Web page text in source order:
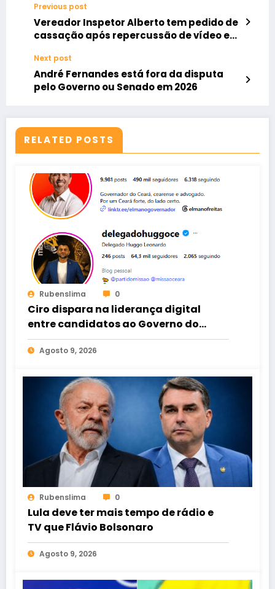
Previous post
Vereador Inspetor Alberto tem pedido de
cassação após repercussão de vídeo em
Next post
André Fernandes está fora da disputa
pelo Governo ou Senado em 2026
RELATED POSTS
Rubenslima 0
Ciro dispara na liderança digital
entre candidatos ao Governo do
Ceará
Agosto 9, 2026
Rubenslima 0
Lula deve ter mais tempo de rádio e
TV que Flávio Bolsonaro
Agosto 9, 2026